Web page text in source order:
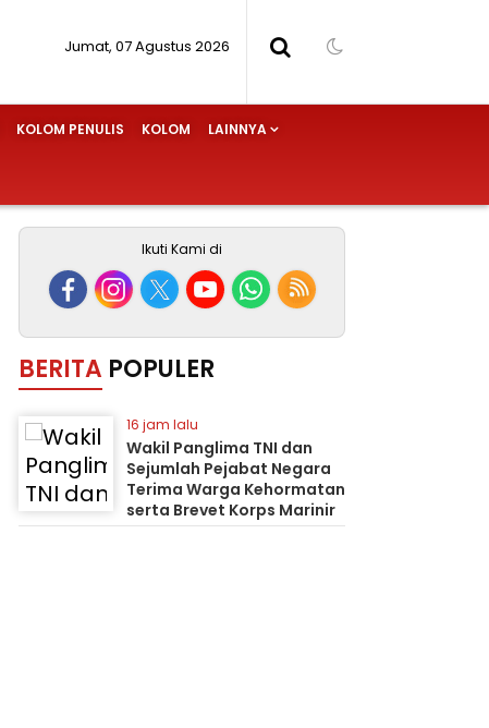
Jumat, 07 Agustus 2026
KOLOM PENULIS KOLOM LAINNYA
Ikuti Kami di
BERITA POPULER
16 jam lalu
Wakil Panglima TNI dan
Sejumlah Pejabat Negara
Terima Warga Kehormatan
serta Brevet Korps Marinir